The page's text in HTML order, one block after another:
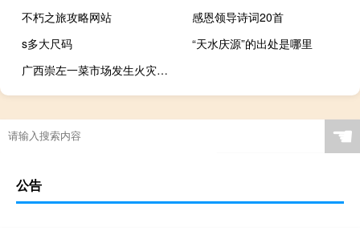
不朽之旅攻略网站
感恩领导诗词20首
s多大尺码
“天水庆源”的出处是哪里
广西崇左一菜市场发生火灾消防：18辆车、90人赶赴现场扑救无人员被困
☚
公告